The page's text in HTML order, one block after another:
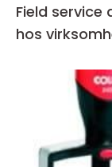
Field
hos